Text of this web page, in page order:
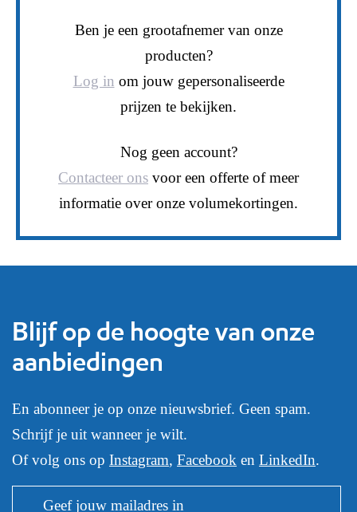
Ben je een grootafnemer van onze
producten?
Log in om jouw gepersonaliseerde
prijzen te bekijken.
Nog geen account?
Contacteer ons voor een offerte of meer
informatie over onze volumekortingen.
Blijf op de hoogte van onze
aanbiedingen
En abonneer je op onze nieuwsbrief. Geen spam.
Schrijf je uit wanneer je wilt.
Of volg ons op Instagram, Facebook en LinkedIn.